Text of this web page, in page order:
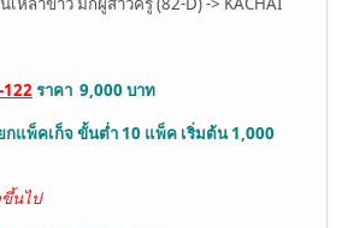
122ราคา 9,000 บาท
แพ็คเก็จ ขั้นต่ำ 10 แพ็ค เริ่มต้น 1,000
นไป